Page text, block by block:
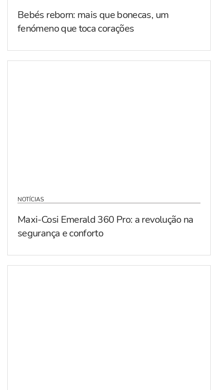
Bebés reborn: mais que bonecas, um
fenómeno que toca corações
NOTÍCIAS
Maxi-Cosi Emerald 360 Pro: a revolução na
segurança e conforto